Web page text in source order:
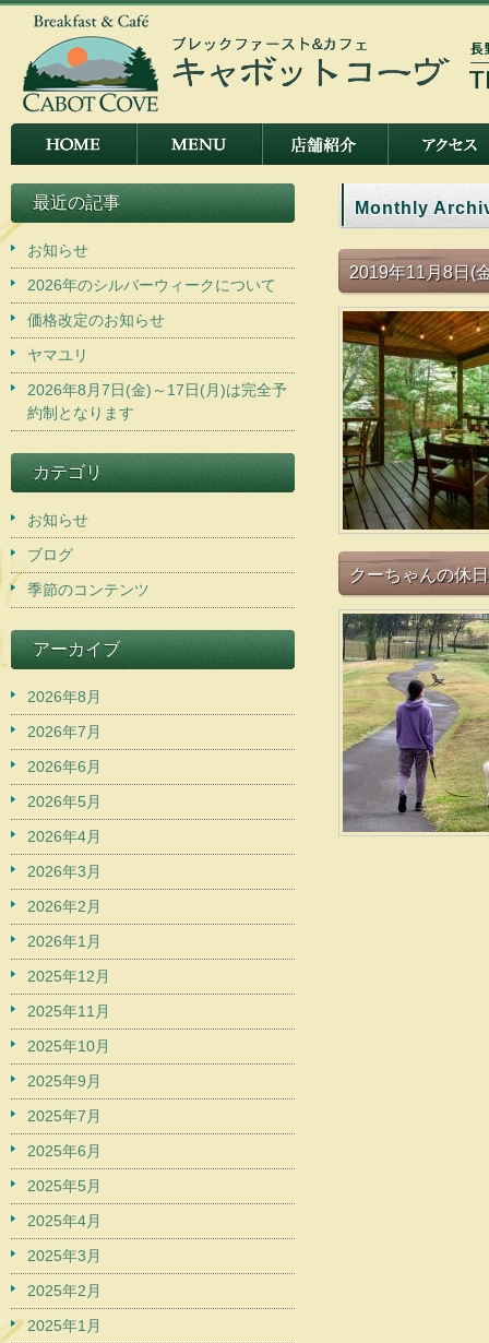
Monthly
2019年11月8日(
クーちゃんの休日
最近の記事
お知らせ
2026年のシルバーウィークについて
価格改定のお知らせ
ヤマユリ
2026年8月7日(金)～17日(月)は完全予
約制となります
カテゴリ
お知らせ
ブログ
季節のコンテンツ
アーカイブ
2026年8月
2026年7月
2026年6月
2026年5月
2026年4月
2026年3月
2026年2月
2026年1月
2025年12月
2025年11月
2025年10月
2025年9月
2025年7月
2025年6月
2025年5月
2025年4月
2025年3月
2025年2月
2025年1月